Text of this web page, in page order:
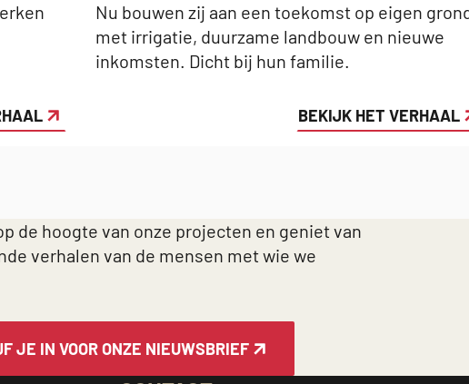
Nu bouwen zij aan een toekomst op eigen
met irrigatie, duurzame landbouw en nieuwe
inkomsten. Dicht bij hun familie.
BEKIJK HET VERHAAL
de hoogte van onze projecten en geniet van
verhalen van de mensen met wie we
JE IN VOOR ONZE NIEUWSBRIEF